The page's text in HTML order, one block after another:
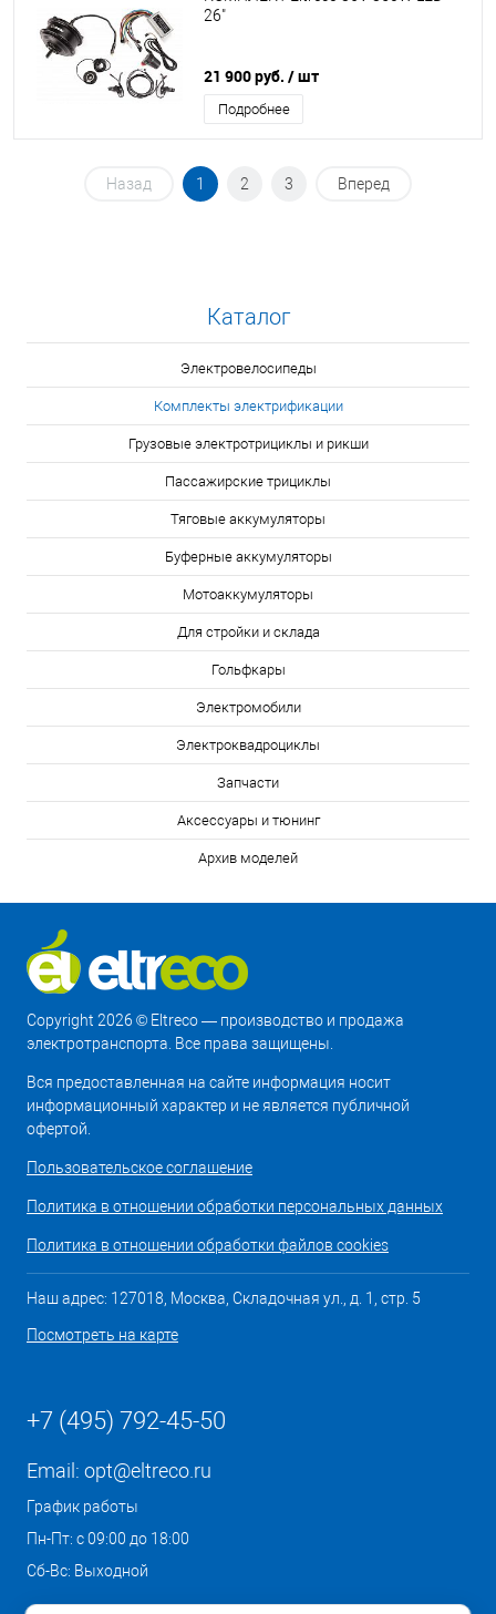
26"
21 900 руб. / шт
Подробнее
Назад 1 2 3 Вперед
Каталог
Электровелосипеды
Комплекты электрификации
Грузовые электротрициклы и рикши
Пассажирские трициклы
Тяговые аккумуляторы
Буферные аккумуляторы
Мотоаккумуляторы
Для стройки и склада
Гольфкары
Электромобили
Электроквадроциклы
Запчасти
Аксессуары и тюнинг
Архив моделей
Copyright 2026 © Eltreco — производство и продажа
электротранспорта. Все права защищены.
Вся предоставленная на сайте информация носит
информационный характер и не является публичной
офертой.
Пользовательское соглашение
Политика в отношении обработки персональных данных
Политика в отношении обработки файлов cookies
Наш адрес: 127018, Москва, Складочная ул., д. 1, стр. 5
Посмотреть на карте
+7 (495) 792-45-50
Email: opt@eltreco.ru
График работы
Пн-Пт: с 09:00 до 18:00
Сб-Вс: Выходной